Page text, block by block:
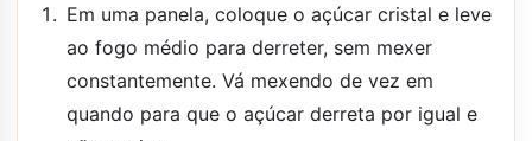
Em uma panela, coloque o açúcar cristal e leve
ao fogo médio para derreter, sem mexer
constantemente. Vá mexendo de vez em
quando para que o açúcar derreta por igual e